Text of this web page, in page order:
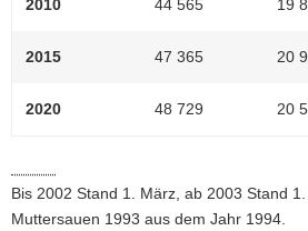
2010 44 565 19
2015 47 365 20
2020 48 729 20
Bis 2002 Stand 1. März, ab 2003 Stand
Muttersauen 1993 aus dem Jahr 1994.